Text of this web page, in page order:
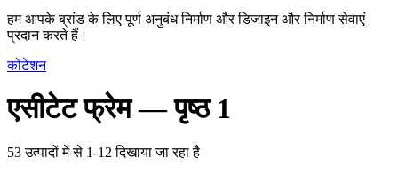
हम आपके ब्रांड के लिए पूर्ण अनुबंध निर्माण और डिजाइन और निर्माण सेवाएं
प्रदान करते हैं।
कोटेशन
एसीटेट फ्रेम —पृष्ठ 1
53 उत्पादों में से 1-12 दिखाया जा रहा है